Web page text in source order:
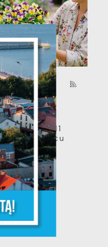
bratków
czwartek, 11
r., na placu
6 w
się